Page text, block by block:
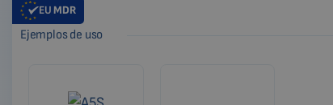
EUMDR
Ejemplos de uso